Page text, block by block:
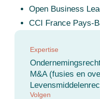
Expertise
M&A (fusies en
Volgen
Open Business
CCI France Pays-